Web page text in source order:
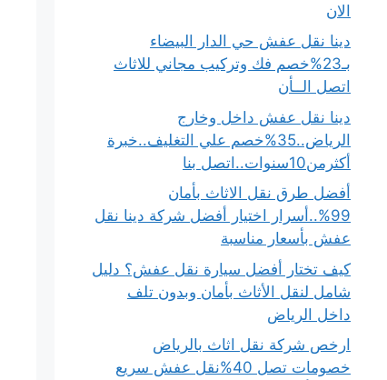
الان
دينا نقل عفش حي الدار البيضاء
بـ23%خصم فك وتركيب مجاني للاثاث
اتصل الــأن
دينا نقل عفش داخل وخارج
الرياض..35%خصم علي التغليف..خبرة
أكثرمن10سنوات..اتصل بنا
أفضل طرق نقل الاثاث بأمان
99%..أسرار اختيار أفضل شركة دينا نقل
عفش بأسعار مناسبة
كيف تختار أفضل سيارة نقل عفش؟ دليل
شامل لنقل الأثاث بأمان وبدون تلف
داخل الرياض
ارخص شركة نقل اثاث بالرياض
خصومات تصل 40%نقل عفش سريع